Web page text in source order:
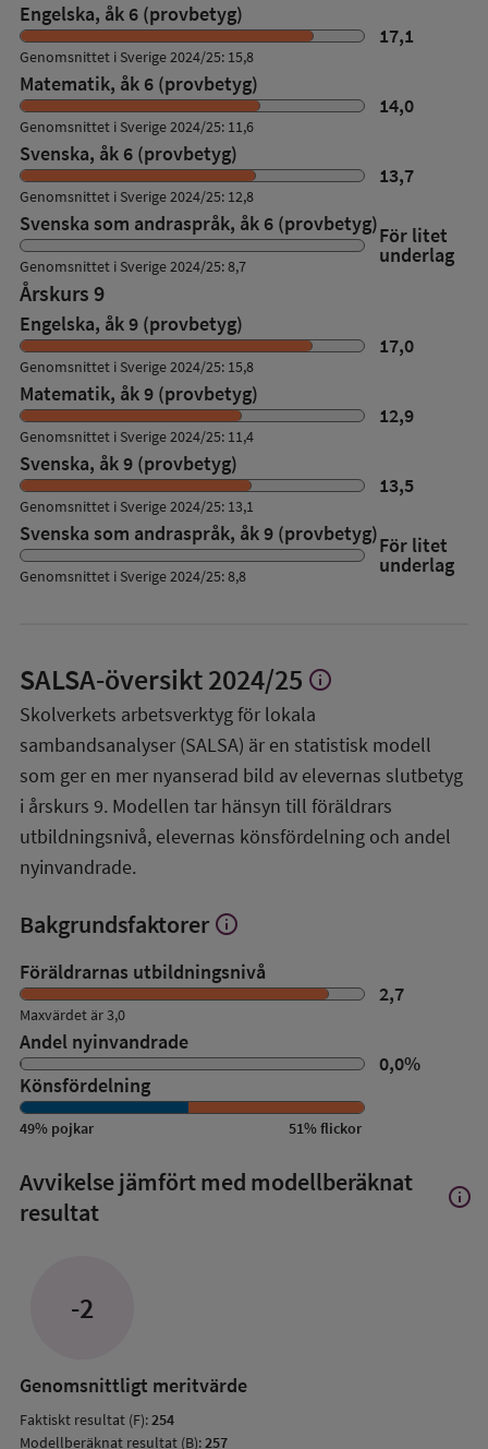
Engelska, åk 6 (provbetyg)
17,1
Genomsnittet i Sverige 2024/25: 15,8
Matematik, åk 6 (provbetyg)
14,0
Genomsnittet i Sverige 2024/25: 11,6
Svenska, åk 6 (provbetyg)
13,7
Genomsnittet i Sverige 2024/25: 12,8
Svenska som andraspråk, åk 6 (provbetyg)För litet
underlag
Genomsnittet i Sverige 2024/25: 8,7
Årskurs 9
Engelska, åk 9 (provbetyg)
17,0
Genomsnittet i Sverige 2024/25: 15,8
Matematik, åk 9 (provbetyg)
12,9
Genomsnittet i Sverige 2024/25: 11,4
Svenska, åk 9 (provbetyg)
13,5
Genomsnittet i Sverige 2024/25: 13,1
Svenska som andraspråk, åk 9 (provbetyg)För litet
underlag
Genomsnittet i Sverige 2024/25: 8,8
SALSA-översikt2024/25 Visa
om
SALSA-
översikt
info
Skolverkets arbetsverktyg för lokala
sambandsanalyser (SALSA) är en statistisk modell
som ger en mer nyanserad bild av elevernas slutbetyg
i årskurs 9. Modellen tar hänsyn till föräldrars
utbildningsnivå, elevernas könsfördelning och andel
nyinvandrade.
Bakgrundsfaktorer Visa
om
Bakgrundsfaktorer
info
Föräldrarnas utbildningsnivå
2,7
Maxvärdet är 3,0
Andel nyinvandrade
0,0%
Könsfördelning
49% pojkar 51%flickor
Avvikelse jämfört med modellberäknat
resultat
Visa
info
-2
Genomsnittligt meritvärde
Faktiskt resultat (F):254
Modellberäknat resultat (B):257